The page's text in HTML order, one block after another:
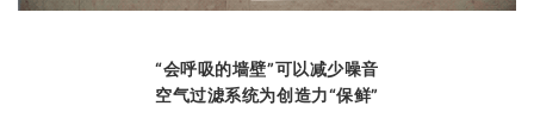
“会呼吸的墙壁”可以减少噪音
空气过滤系统为创造力“保鲜”